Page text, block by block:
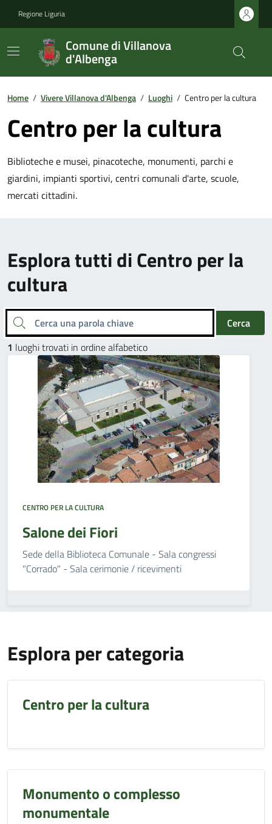
Regione Liguria
Comune di Villanova
d'Albenga
Home / Vivere Villanova d'Albenga / Luoghi / Centro per la cultura
Centro per la cultura
Biblioteche e musei, pinacoteche, monumenti, parchi e
giardini, impianti sportivi, centri comunali d'arte, scuole,
mercati cittadini.
Esplora tutti di Centro per la
cultura
Cerca una parola chiave
Cerca
1 luoghi trovati in ordine alfabetico
CENTRO PER LA CULTURA
Salone dei Fiori
Sede della Biblioteca Comunale - Sala congressi
"Corrado" - Sala cerimonie / ricevimenti
Esplora per categoria
Centro per la cultura
Monumento o complesso
monumentale